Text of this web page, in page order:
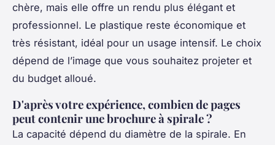
chère, mais elle offre un rendu plus élégant et
professionnel. Le plastique reste économique et
très résistant, idéal pour un usage intensif. Le choix
dépend de l’image que vous souhaitez projeter et
du budget alloué.
D'après votre expérience, combien de pages
peut contenir une brochure à spirale ?
La capacité dépend du diamètre de la spirale. En